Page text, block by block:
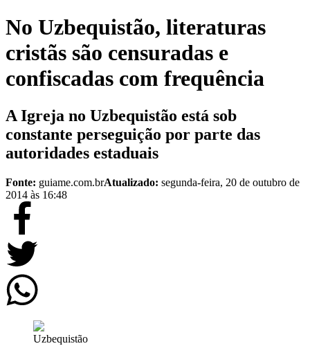
No Uzbequistão, literaturas
cristãs são censuradas e
confiscadas com frequência
A Igreja no Uzbequistão está sob
constante perseguição por parte das
autoridades estaduais
Fonte: guiame.com.brAtualizado: segunda-feira, 20 de outubro de
2014 às 16:48
Uzbequistão